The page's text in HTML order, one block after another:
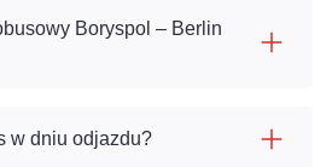
Boryspol – Berlin
w dniu odjazdu?